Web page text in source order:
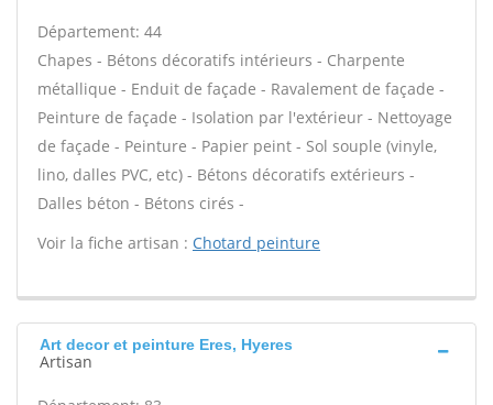
Département: 44
Chapes - Bétons décoratifs intérieurs - Charpente
métallique - Enduit de façade - Ravalement de façade -
Peinture de façade - Isolation par l'extérieur - Nettoyage
de façade - Peinture - Papier peint - Sol souple (vinyle,
lino, dalles PVC, etc) - Bétons décoratifs extérieurs -
Dalles béton - Bétons cirés -
Voir la fiche artisan : Chotard peinture
Art decor et peinture Eres, Hyeres
Artisan